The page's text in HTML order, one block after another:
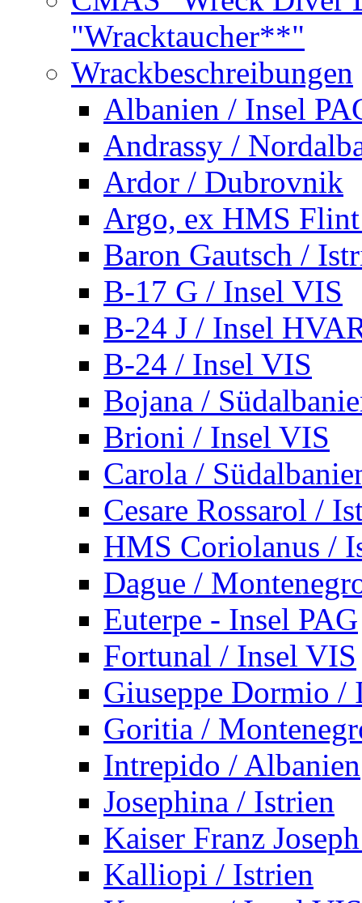
"Wracktaucher**"
Wrackbeschreibungen
Albanien / Insel
Andrassy /
Ardor / Dubrovnik
Argo, ex HMS
Baron Gautsch /
B-17 G / Insel VIS
B-24 J / Insel
B-24 / Insel VIS
Bojana /
Brioni / Insel VIS
Carola /
Cesare Rossarol /
HMS Coriolanus /
Dague /
Euterpe - Insel PAG
Fortunal / Insel VIS
Giuseppe Dormio /
Goritia /
Intrepido / Albanien
Josephina / Istrien
Kaiser Franz
Kalliopi / Istrien